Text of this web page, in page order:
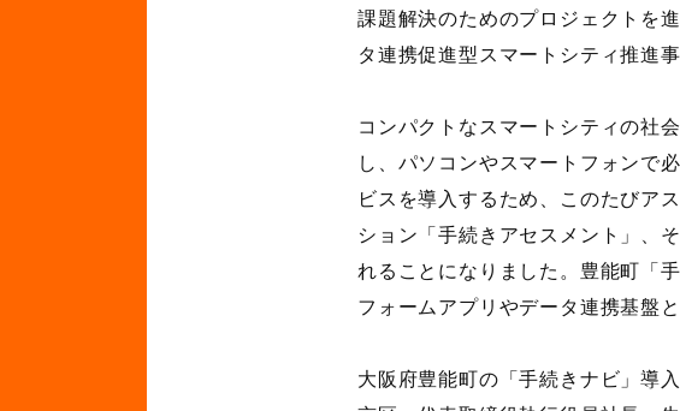
課題解決のためのプロジェクトを
タ連携促進型スマートシティ推進
コンパクトなスマートシティの社
し、パソコンやスマートフォンで
ビスを導入するため、このたびア
ション「手続きアセスメント」、
れることになりました。豊能町「
フォームアプリやデータ連携基盤
大阪府豊能町の「手続きナビ」導